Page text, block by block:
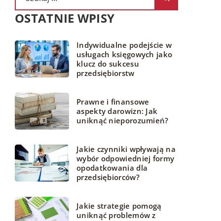
OSTATNIE WPISY
Indywidualne podejście w
usługach księgowych jako
klucz do sukcesu
przedsiębiorstw
Prawne i finansowe
aspekty darowizn: Jak
uniknąć nieporozumień?
Jakie czynniki wpływają na
wybór odpowiedniej formy
opodatkowania dla
przedsiębiorców?
Jakie strategie pomogą
uniknąć problemów z